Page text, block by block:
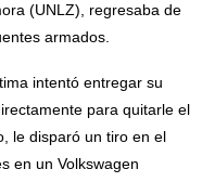
(UNLZ), regresaba de
armados.
intentó entregar su
para quitarle el
le disparó un tiro en el
en un Volkswagen